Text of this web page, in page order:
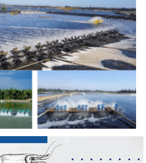
Thuế Mục 301 và bài toán thích ứng của
tôm Việt tại thị...
Nguồn cung giảm, giá cá rô phi Trung Quốc
tiếp tục tăng
Xuất khẩu cá tra sang CPTPP: Mở rộng cơ
hội cho hàng giá trị...